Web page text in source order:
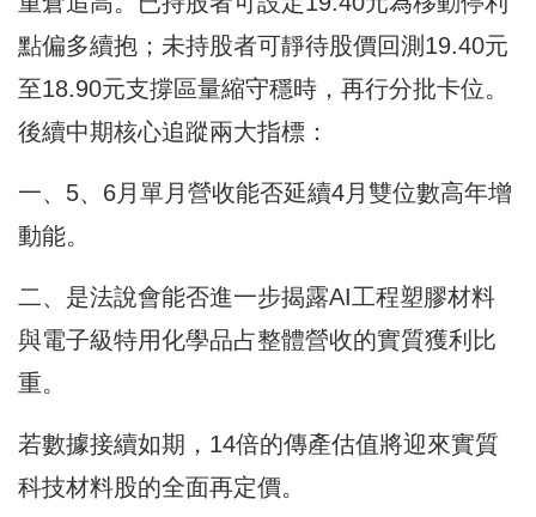
點偏多續抱；未持股者可靜待股價回測19.40元
至18.90元支撐區量縮守穩時，再行分批卡位。
後續中期核心追蹤兩大指標：
一、5、6月單月營收能否延續4月雙位數高年增
動能。
二、是法說會能否進一步揭露AI工程塑膠材料
與電子級特用化學品占整體營收的實質獲利比
重。
若數據接續如期，14倍的傳產估值將迎來實質
科技材料股的全面再定價。